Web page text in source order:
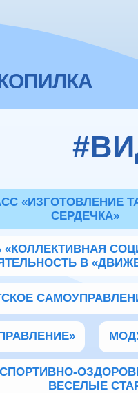
«ИЗГОТОВЛЕНИЕ
СЕРДЕЧКА»
«КОЛЛЕКТИВНАЯ
В
ВЕСЕЛЫЕ